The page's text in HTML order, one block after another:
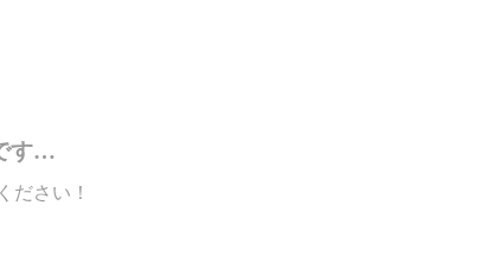
す…
ださい！